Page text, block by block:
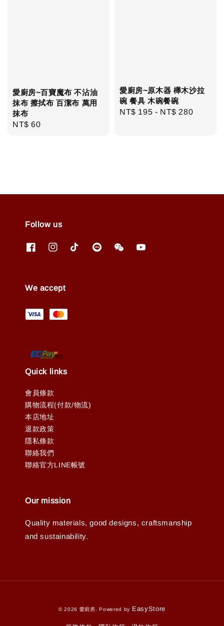
愛廚房~百寶魔布 不沾油
抹布 擦拭布 百潔布 萬用
抹布
Regular
NT$ 60
愛廚房~原木器 櫸木沙拉
碗 餐具 木碗餐碗
Regular
NT$ 195 - NT$ 280
Follow us
We accept
Quick links
會員條款
購物流程(付款/物流)
本店地址
退款政策
隱私條款
聯絡我們
聯絡官方LINE帳號
Our mission
Quality materials, good designs, craftsmanship
and sustainability.
© 2026 愛廚房. Powered by EasyStore